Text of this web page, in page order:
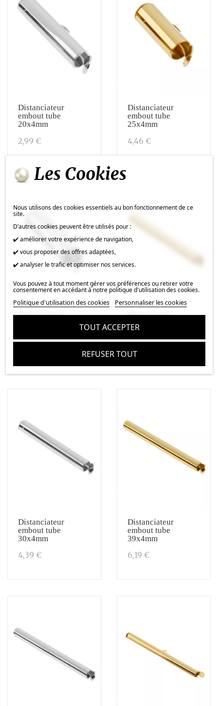
Distanciateur
embout tube
20x4mm
2,99 €
Distanciateur
embout tube
25x4mm
4,46 €
Distanciateur
Distanciateur
embout tube
30x4mm
Distanciateur
embout tube
30x4mm
4,39 €
Distanciateur
embout tube
39x4mm
6,19 €
Les Cookies
Nous utilisons des cookies essentiels au bon fonctionnement de ce
site.
D’autres cookies peuvent être utilisés pour :
✔️ améliorer votre expérience de navigation,
✔️ vous proposer des offres adaptées,
✔️ analyser le trafic et optimiser nos services.
Vous pouvez à tout moment gérer vos préférences ou retirer votre
consentement en accédant à notre politique d'utilisation des cookies.
Politique d'utilisation des cookies
Personnaliser les cookies
REFUSER TOUT
TOUT ACCEPTER